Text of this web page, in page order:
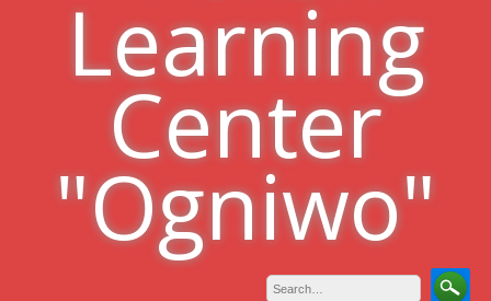
Learning
Center
"Ogniwo"